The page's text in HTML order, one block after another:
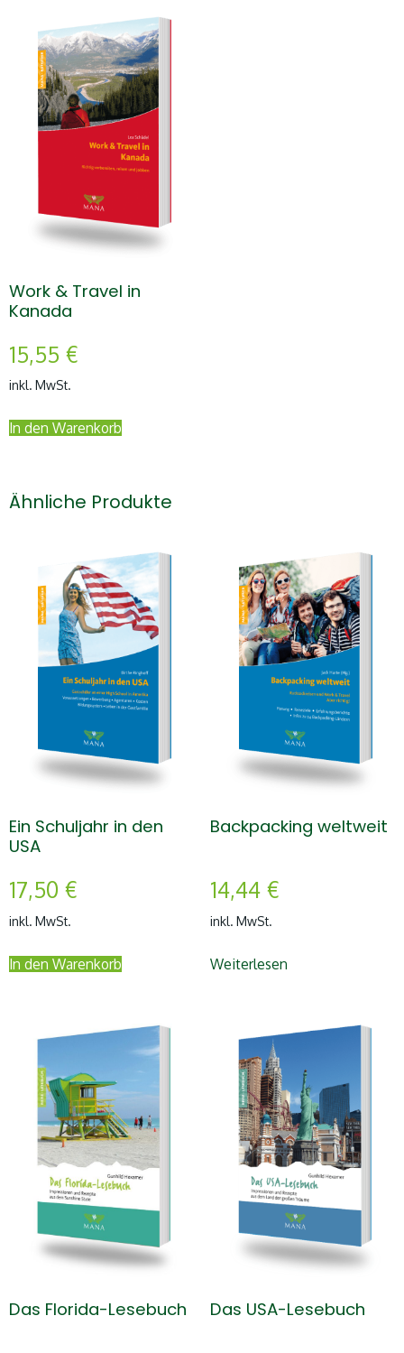
Work & Travel in
Kanada
15,55 €
inkl. MwSt.
In den Warenkorb
Ähnliche Produkte
Ein Schuljahr in den
USA
17,50 €
inkl. MwSt.
In den Warenkorb
Backpacking weltweit
14,44 €
inkl. MwSt.
Weiterlesen
Das Florida-Lesebuch Das USA-Lesebuch